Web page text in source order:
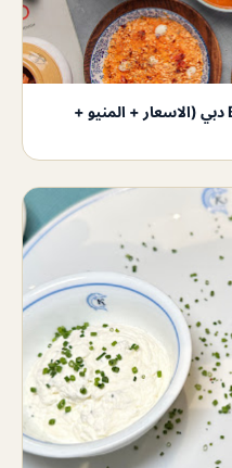
مطعم Bombay Borough Dubai دبي (الاسعار + المنيو +